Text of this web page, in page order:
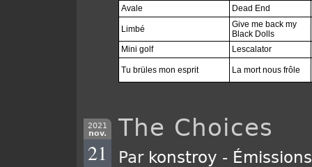
Avale
Dead End
Limbé
Give me back my
Black Dolls
Mini golf
Lescalator
Tu brüles mon esprit La mort nous frôle
2021
nov.
21
The Choices
Par konstroy -